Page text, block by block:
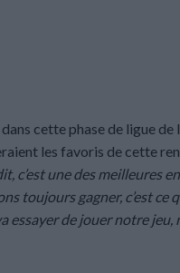
cette phase de ligue de
les favoris de cette
c’est une des meilleures
toujours gagner, c’est
de jouer notre jeu,